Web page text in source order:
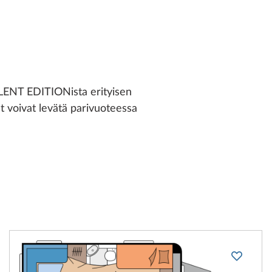
EDITIONista erityisen
voivat levätä parivuoteessa